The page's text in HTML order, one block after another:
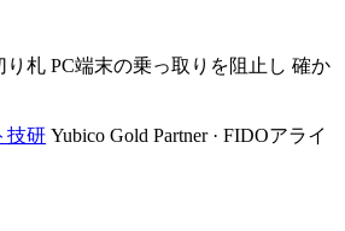
札 PC端末の乗っ取りを阻止し 確か
技研 Yubico Gold Partner · FIDOアライ